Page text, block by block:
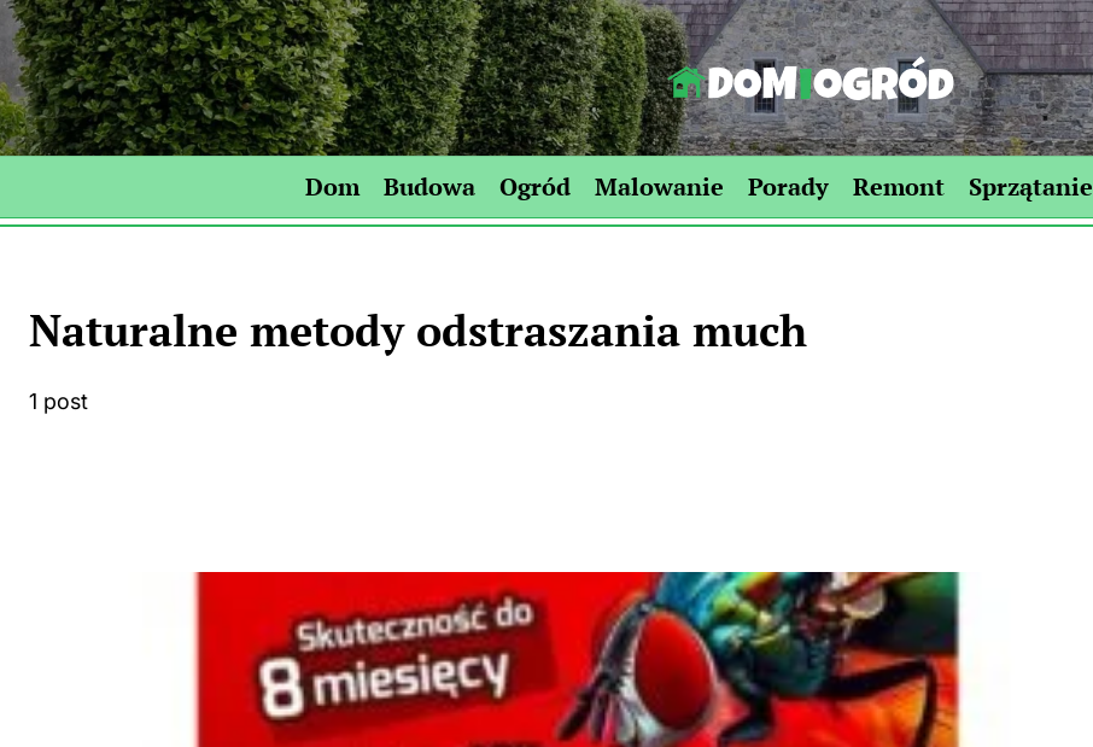
Skip
to
content
Dom-
Ogród.edu.pl
Dom Budowa Ogród Malowanie Porady Remont Sprzątanie
Naturalne metody odstraszania much
1 post